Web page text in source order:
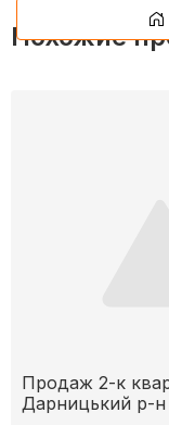
Похожие
Продаж 2-к
Дарницький р-н